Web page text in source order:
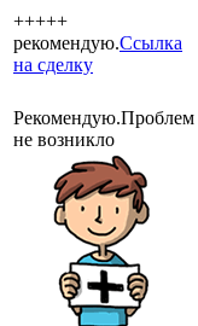
+++++
рекомендую.Ссылка
на сделку
Рекомендую.Проблем
не возникло